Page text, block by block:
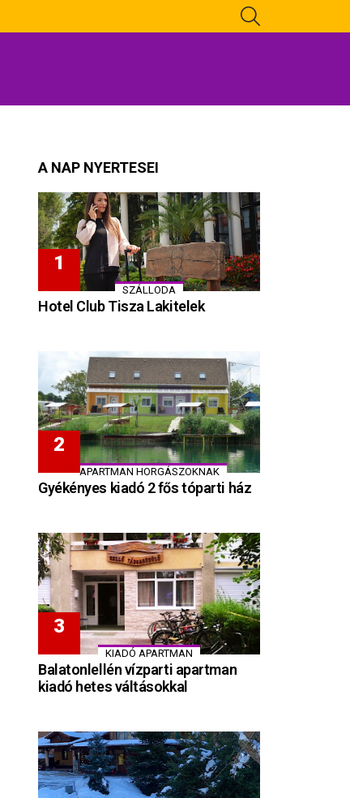
A NAP NYERTESEI
SZÁLLODA
Hotel Club Tisza Lakitelek
APARTMAN HORGÁSZOKNAK
Gyékényes kiadó 2 fős tóparti ház
KIADÓ APARTMAN
Balatonlellén vízparti apartman
kiadó hetes váltásokkal